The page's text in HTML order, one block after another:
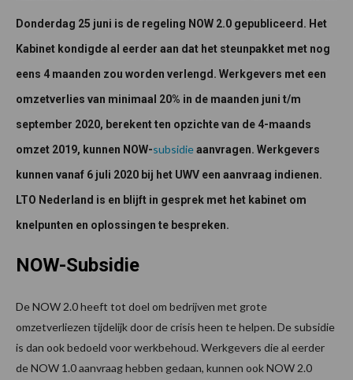
Donderdag 25 juni is de regeling NOW 2.0 gepubliceerd. Het
Kabinet kondigde al eerder aan dat het steunpakket met nog
eens 4 maanden zou worden verlengd. Werkgevers met een
omzetverlies van minimaal 20% in de maanden juni t/m
september 2020, berekent ten opzichte van de 4-maands
omzet 2019, kunnen NOW-subsidieaanvragen. Werkgevers
kunnen vanaf 6 juli 2020 bij het UWV een aanvraag indienen.
LTO Nederland is en blijft in gesprek met het kabinet om
knelpunten en oplossingen te bespreken.
NOW-Subsidie
De NOW 2.0 heeft tot doel om bedrijven met grote
omzetverliezen tijdelijk door de crisis heen te helpen. De subsidie
is dan ook bedoeld voor werkbehoud. Werkgevers die al eerder
de NOW 1.0 aanvraag hebben gedaan, kunnen ook NOW 2.0